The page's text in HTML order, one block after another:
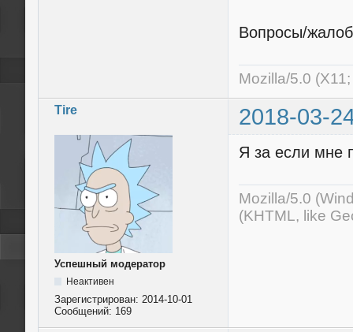
Вопросы/
Mozilla/5.0
Tire 2018-03-
Успешный модератор
Неактивен
Зарегистрирован: 2014-10-01
Сообщений: 169
Я за если мне
Mozilla/5.0
(KHTML, like